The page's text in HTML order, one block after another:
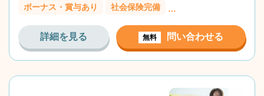
ボーナス・賞与あり 社会保険完備 …
詳細を見る 無料 問い合わせる